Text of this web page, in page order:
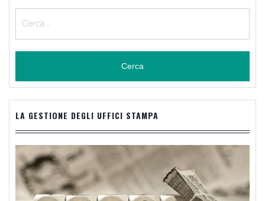
per:
LA GESTIONE DEGLI UFFICI STAMPA